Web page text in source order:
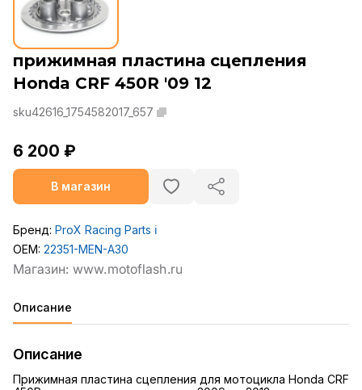
прижимная пластина сцепления
Honda CRF 450R '09 12
sku42616_1754582017_657
6 200 ₽
В магазин
Бренд: ProX Racing Parts ℹ️
OEM: 22351-MEN-A30
Описание
Описание
Прижимная пластина сцепления для мотоцикла Honda CRF